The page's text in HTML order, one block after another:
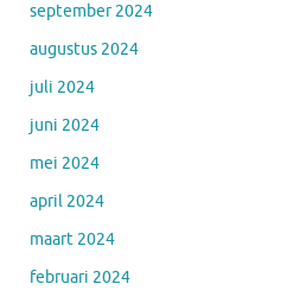
september 2024
augustus 2024
juli 2024
juni 2024
mei 2024
april 2024
maart 2024
februari 2024